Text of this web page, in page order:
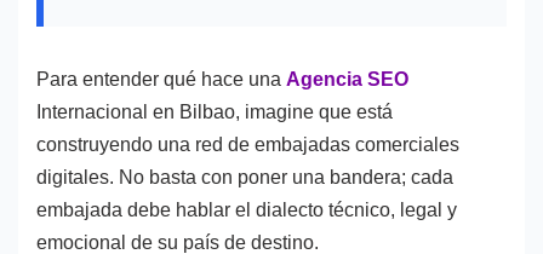
Para entender qué hace una Agencia SEO
Internacional en Bilbao, imagine que está
construyendo una red de embajadas comerciales
digitales. No basta con poner una bandera; cada
embajada debe hablar el dialecto técnico, legal y
emocional de su país de destino.